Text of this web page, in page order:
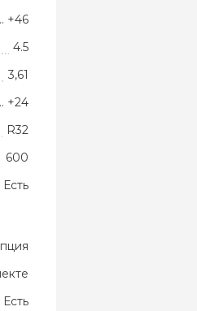
+46
4.5
3,61
+24
R32
600
Есть
Есть